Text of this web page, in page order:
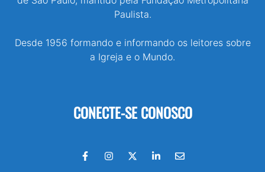
Paulista.
Desde 1956 formando e informando os leitores sobre
a Igreja e o Mundo.
CONECTE-SE CONOSCO